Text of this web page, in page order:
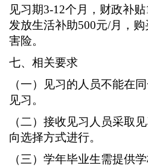
见习期3-12个月，财政补
发放生活补助500元/月，购
害险。
七、相关要求
（一）见习的人员不能在
见习。
（二）接收见习人员采取
向选择方式进行。
（三）学年毕业生需提供